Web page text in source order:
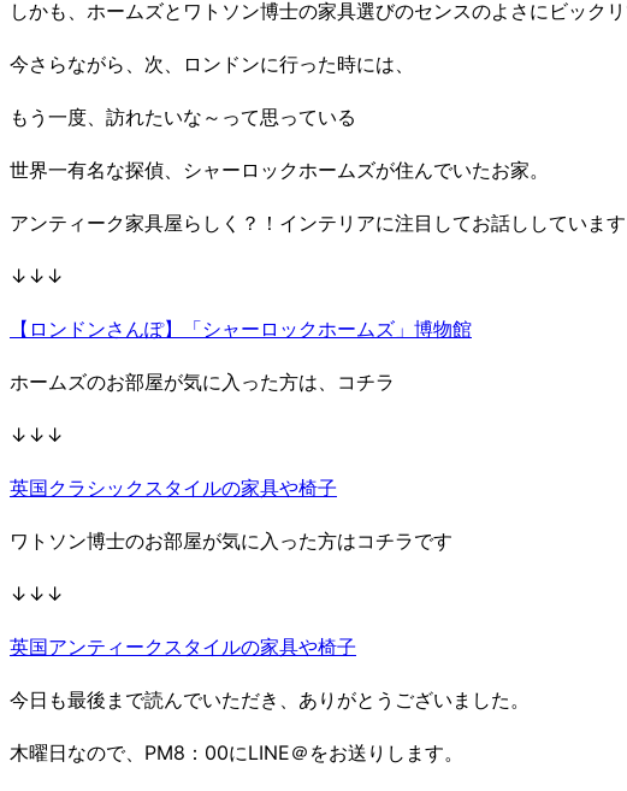
しかも、ホームズとワトソン博士の家具選びのセンスのよさにビックリ
今さらながら、次、ロンドンに行った時には、
もう一度、訪れたいな～って思っている
世界一有名な探偵、シャーロックホームズが住んでいたお家。
アンティーク家具屋らしく？！インテリアに注目してお話ししています
↓↓↓
【ロンドンさんぽ】「シャーロックホームズ」博物館
ホームズのお部屋が気に入った方は、コチラ
↓↓↓
英国クラシックスタイルの家具や椅子
ワトソン博士のお部屋が気に入った方はコチラです
↓↓↓
英国アンティークスタイルの家具や椅子
今日も最後まで読んでいただき、ありがとうございました。
木曜日なので、PM8：00にLINE＠をお送りします。